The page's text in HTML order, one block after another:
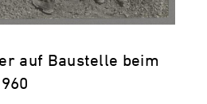
auf Baustelle beim